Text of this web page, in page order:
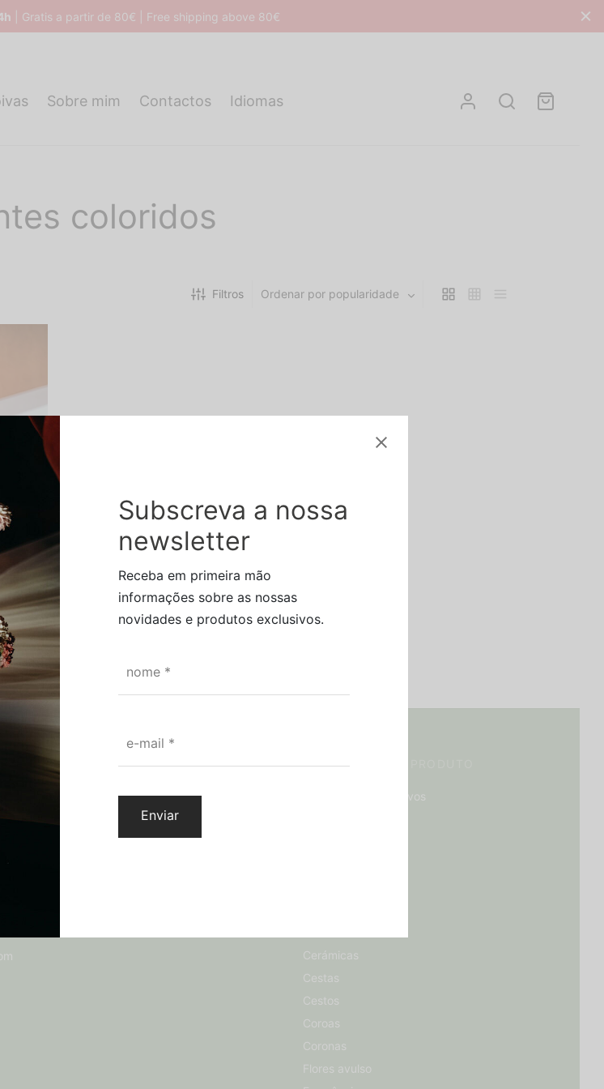
Subscreva a nossa
newsletter
Receba em primeira mão
informações sobre as nossas
novidades e produtos exclusivos.
nome *
e-mail *
| Gratis a partir de 80€ | Free shipping above 80€
Sobre mim Contactos Idiomas
coloridos
Filtros Ordenar por popularidade
TERMOS E CONDIÇÕES
Termos e Condições
Livro de reclamações online
CATEGORIAS DE PRODUTO
Acessórios Decorativos
Cerámicas
Cestas
Cestos
Coroas
Coronas
Flores avulso